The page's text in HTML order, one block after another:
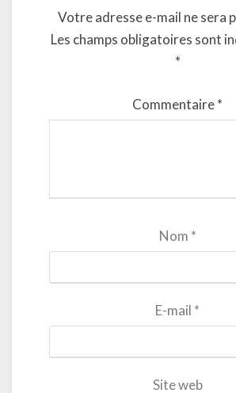
Votre adresse e-mail ne sera
Les champs obligatoires sont
*
Commentaire*
Nom *
E-mail *
Site web